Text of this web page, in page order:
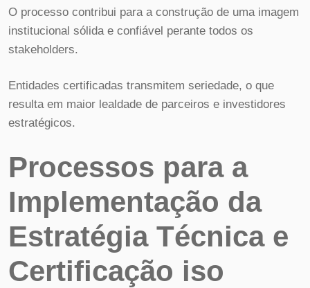
O processo contribui para a construção de uma imagem
institucional sólida e confiável perante todos os
stakeholders.
Entidades certificadas transmitem seriedade, o que
resulta em maior lealdade de parceiros e investidores
estratégicos.
Processos para a
Implementação da
Estratégia Técnica e
Certificação iso